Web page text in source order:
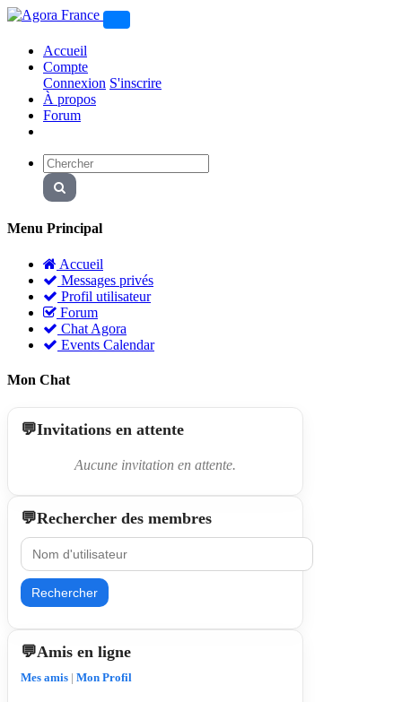
Accueil
Compte
Connexion S'inscrire
À propos
Forum
Menu Principal
Accueil
Messages privés
Profil utilisateur
Forum
Chat Agora
Events Calendar
Mon Chat
Invitations en attente
Aucune invitation en attente.
Rechercher des membres
Rechercher
Amis en ligne
Mes amis | Mon Profil